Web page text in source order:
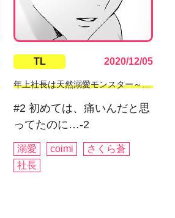
TL 2020/12/05
年上社長は天然溺愛モンスター～交際0日、処女を摘まれた朝にプロポーズ!?～
#2 初めては、痛いんだと思
ってたのに…-2
溺愛 coimi
さくら蒼
社長